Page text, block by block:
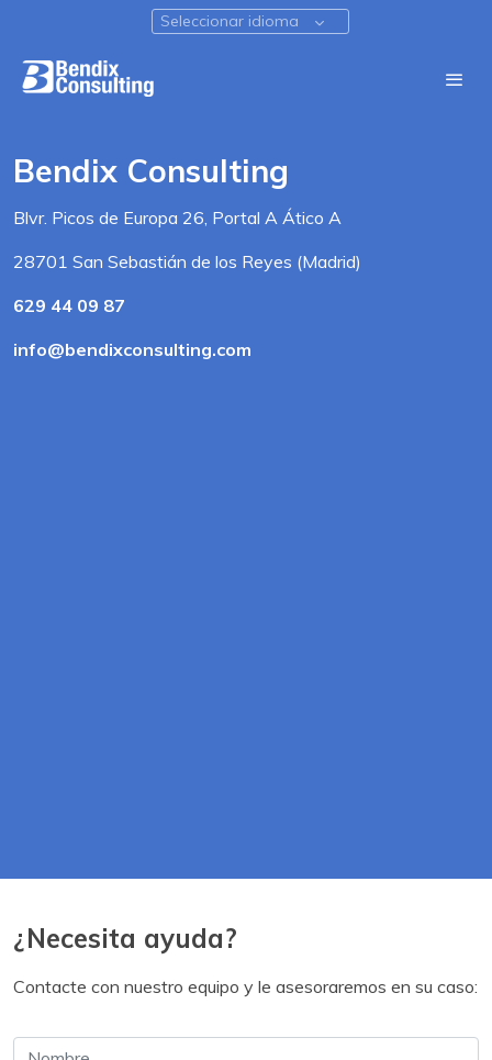
Seleccionar idioma
Bendix Consulting
Blvr. Picos de Europa 26, Portal A Ático A
28701 San Sebastián de los Reyes (Madrid)
629 44 09 87
info@bendixconsulting.com
¿Necesita ayuda?
Contacte con nuestro equipo y le asesoraremos en su caso: